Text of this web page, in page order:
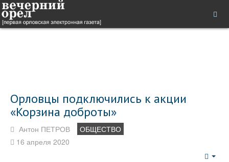
Орловцы подключились к акции
«Корзина доброты»
Антон ПЕТРОВ
ОБЩЕСТВО
16 апреля 2020